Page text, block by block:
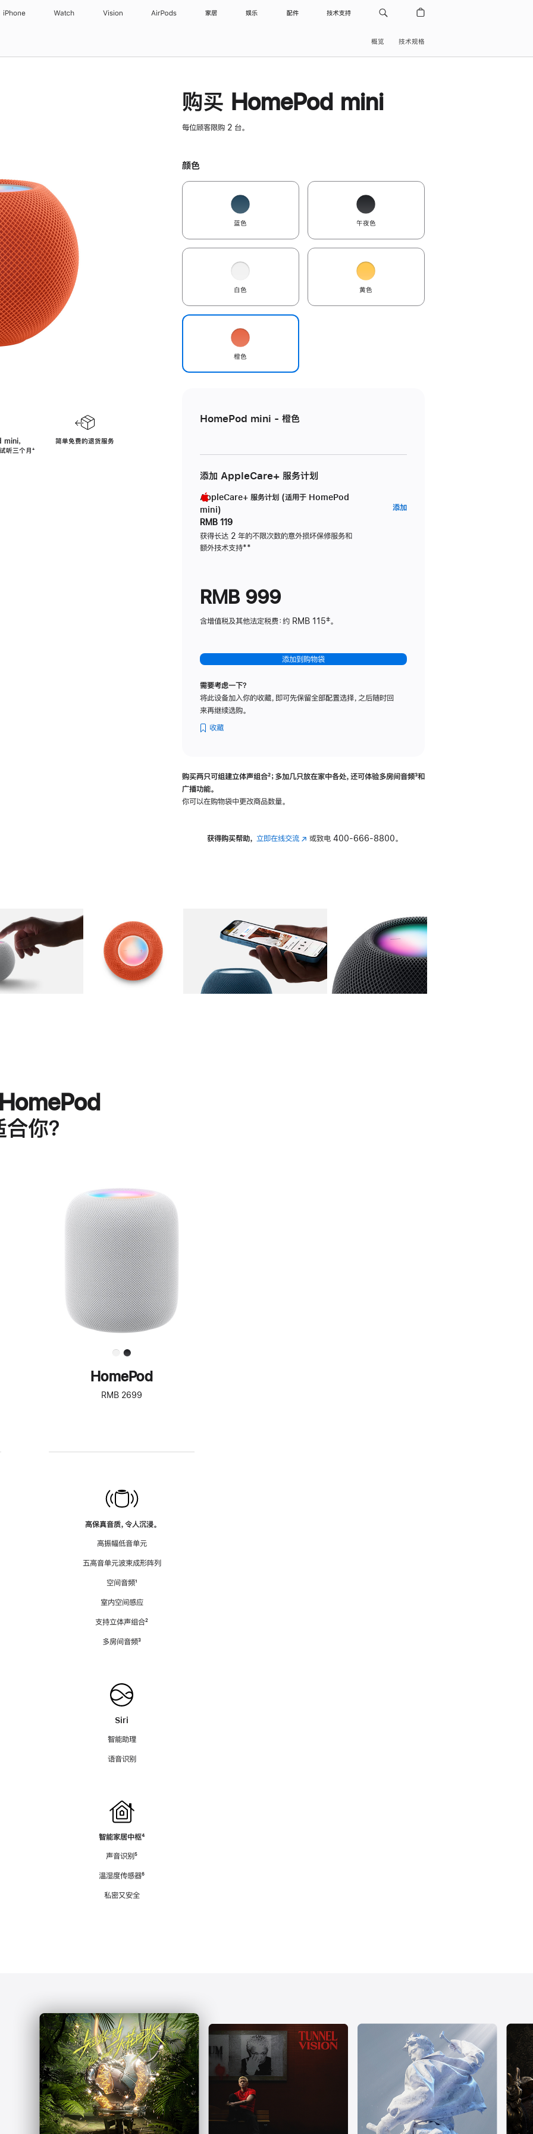
iPhone Watch Vision AirPods 家居 娱乐 配件 技术支持
概览 技术规格
，
听三个月脚
⁺
简单免费的退货服务
购买 HomePod mini
每位顾客限购 2 台。
颜色
蓝色 午夜色
白色 黄色
橙色
HomePod mini - 橙色
添加 AppleCare+ 服务计划
AppleCare+ 服务计划 (适用于 HomePod
mini)
RMB 119
获得长达 2 年的不限次数的意外损坏保修服务和
额外技术支持脚
**
添加AppleCare+
RMB 999
含增值税及其他法定税费：约 RMB 115‡。
添加到购物袋
需要考虑一下？
将此设备加入你的收藏，即可先保留全部配置选择，之后随时回
来再继续选购。
收藏
购买两只可组建立体声组合脚
²；多加几只放在家中各处，还可体验多‍房‍间音频脚
³和
广播功能。
你可以在购物袋中更改商品数量。
获得购买帮助， 立即在线交流(在 或致电 400-666-8800。
图库 图像 图库 图像 图库 图像 4 图库 图像 5
你？
进
一
步
了
解
HomePod<
HomePod
RMB 2699
高保真音质，令人沉浸。
高振幅低音单元
五高音单元波束成形阵列
空间音频脚
¹
室内空间感应
支持立体声组合脚
²
多房间音频脚
³
Siri
智能助理
语音识别
智能家居中枢脚
⁴
声音识别脚
⁵
温湿度传感器脚
⁶
私密又安全